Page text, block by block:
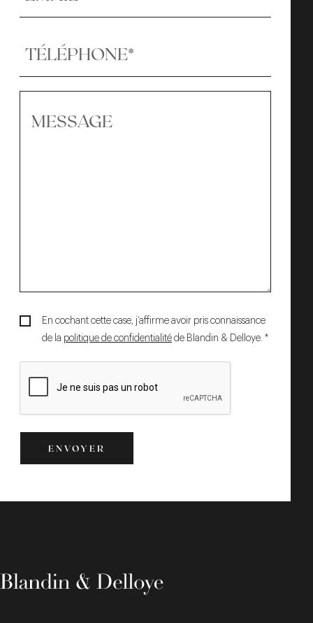
En cochant cette case, j’affirme avoir pris connaissance
de la politique de confidentialité de Blandin & Delloye. *
ENVOYER
ENVOYER